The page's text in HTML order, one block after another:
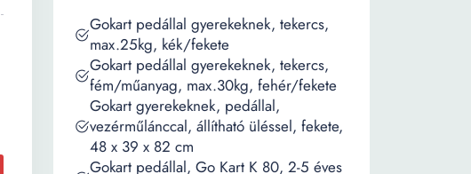
Gokart pedállal gyerekeknek, tekercs,
max.25kg, kék/fekete
Gokart pedállal gyerekeknek, tekercs,
fém/műanyag, max.30kg, fehér/fekete
Gokart gyerekeknek, pedállal,
vezérműlánccal, állítható üléssel, fekete,
48 x 39 x 82 cm
Gokart pedállal, Go Kart K 80, 2-5 éves